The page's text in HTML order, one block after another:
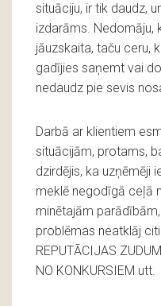
situāciju, ir tik daudz,
izdarāms. Nedomāju,
jāuzskaita, taču ceru,
gadījies saņemt vai
nedaudz pie sevis
Darbā ar klientiem
situācijām, protams,
dzirdējis, ka uzņēmēji
meklē negodīgā ceļā
minētajām
problēmas neatklāj
REPUTĀCIJAS
NO KONKURSIEM utt.